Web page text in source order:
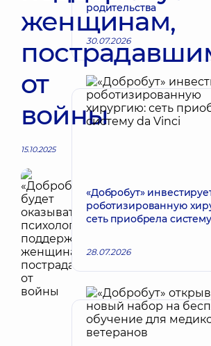
женщинам,
от
войны
15.10.2025
родительства
30.07.2026
«Добробут»
роботизированную
сеть приобрела
28.07.2026